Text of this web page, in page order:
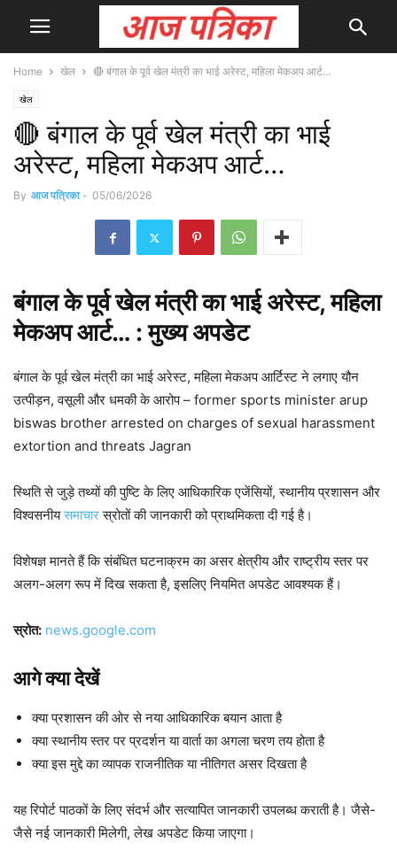
Home खेल 🔴 बंगाल के पूर्व खेल मंत्री का भाई अरेस्ट, महिला मेकअप आर्ट…
खेल
🔴 बंगाल के पूर्व खेल मंत्री का भाई
अरेस्ट, महिला मेकअप आर्ट…
By आज पत्रिका - 05/06/2026
बंगालके पूर्व खेल मंत्री का भाई अरेस्ट, महिला
मेकअप आर्ट… : मुख्यअपडेट
बंगाल के पूर्व खेल मंत्री का भाई अरेस्ट, महिला मेकअप आर्टिस्ट ने लगाए यौन
उत्पीड़न, वसूली और धमकी के आरोप – former sports minister arup
biswas brother arrested on charges of sexual harassment
extortion and threats Jagran
स्थिति से जुड़े तथ्यों की पुष्टि के लिए आधिकारिक एजेंसियों, स्थानीय प्रशासन और
विश्वसनीयसमाचारस्रोतों की जानकारी को प्राथमिकता दी गई है।
विशेषज्ञ मानते हैं कि संबंधित घटनाक्रम का असर क्षेत्रीय और राष्ट्रीय स्तर पर
अलग-अलग रूप में दिख सकता है, इसलिए नियमित अपडेट आवश्यक हैं।
स्रोत: news.google.com
आगे क्या देखें
क्या प्रशासन की ओर से नया आधिकारिक बयान आता है
क्या स्थानीय स्तर पर प्रदर्शन या वार्ता का अगला चरण तय होता है
क्या इस मुद्दे का व्यापक राजनीतिक या नीतिगत असर दिखता है
यह रिपोर्ट पाठकों के लिए संदर्भ और सत्यापित जानकारी उपलब्ध कराती है। जैसे-
जैसे नई जानकारी मिलेगी, लेख अपडेट किया जाएगा।